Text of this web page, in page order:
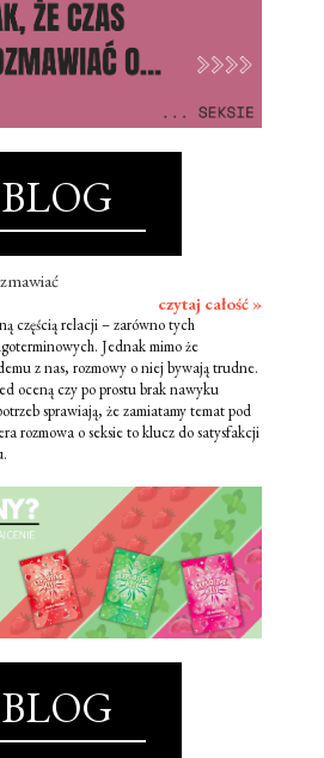
BLOG
czytaj całość »
częścią relacji – zarówno tych
Jednak mimo że
z nas, rozmowy o niej bywają trudne.
oceną czy po prostu brak nawyku
sprawiają, że zamiatamy temat pod
rozmowa o seksie to klucz do satysfakcji
BLOG